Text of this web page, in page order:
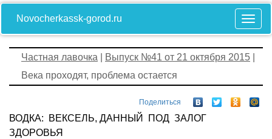
Novocherkassk-gorod.ru
Частная лавочка Выпуск №41 от 21 октября 2015
Века проходят, проблема остается
Поделиться
ВОДКА: ВЕКСЕЛЬ, ДАННЫЙ ПОД ЗАЛОГ
ЗДОРОВЬЯ